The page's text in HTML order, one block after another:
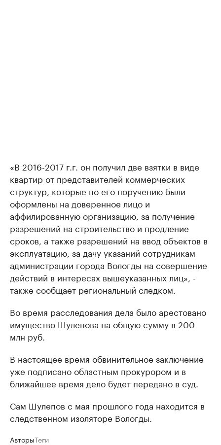
«В 2016-2017 г.г. он получил две взятки в виде
квартир от представителей коммерческих
структур, которые по его поручению были
оформлены на доверенное лицо и
аффилированную организацию, за получение
разрешений на строительство и продление
сроков, а также разрешений на ввод объектов в
эксплуатацию, за дачу указаний сотрудникам
администрации города Вологды на совершение
действий в интересах вышеуказанных лиц», -
также сообщает региональный следком.
Во время расследования дела было арестовано
имущество Шулепова на общую сумму в 200
млн руб.
В настоящее время обвинительное заключение
уже подписано областным прокурором и в
ближайшее время дело будет передано в суд.
Сам Шулепов с мая прошлого года находится в
следственном изоляторе Вологды.
АвторыТеги